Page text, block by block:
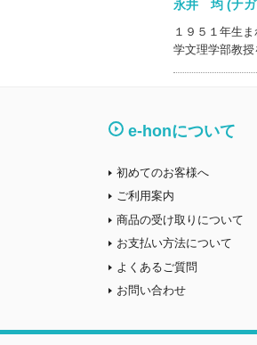
永井 均 (ナ
１９５１年生
学文理学部教授
e-honについて
初めてのお客様へ
ご利用案内
商品の受け取りについて
お支払い方法について
よくあるご質問
お問い合わせ